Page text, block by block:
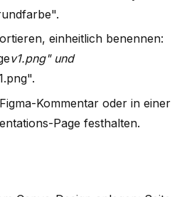
einheitlich benennen:
v1.png" und
Kommentar oder in einer
Page festhalten.